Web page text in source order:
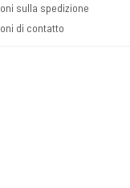
sulla spedizione
di contatto